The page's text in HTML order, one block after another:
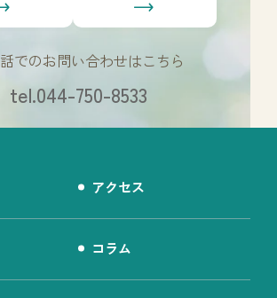
でのお問い合わせはこちら
tel.044-750-8533
アクセス
コラム